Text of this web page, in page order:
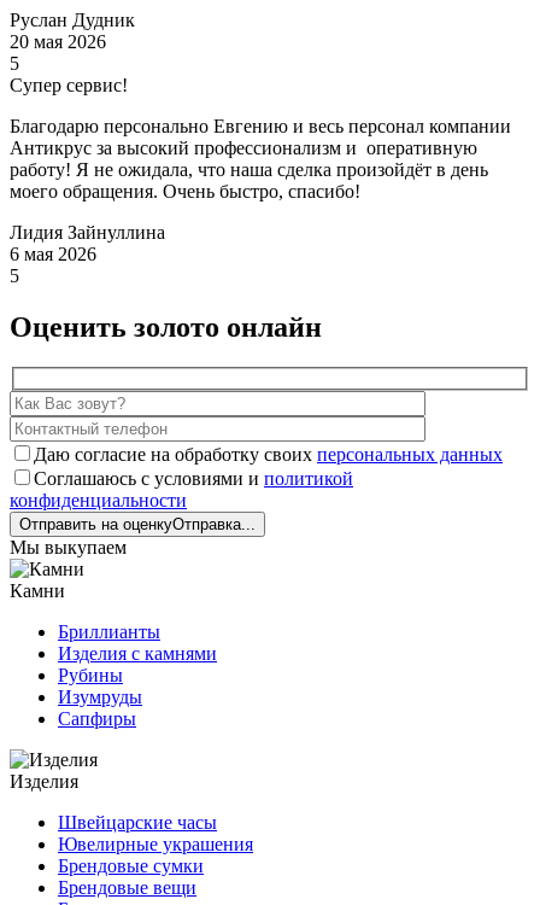
Руслан Дудник
20 мая 2026
5
Супер сервис!
Благодарю персонально Евгению и весь персонал компании
Антикрус за высокий профессионализм и оперативную
работу! Я не ожидала, что наша сделка произойдёт в день
моего обращения. Очень быстро, спасибо!
Лидия Зайнуллина
6 мая 2026
5
Оценить золото онлайн
Даю согласие на обработку своих персональных данных
Соглашаюсь с условиями и политикой
конфиденциальности
Отправить на оценкуОтправка...
Мы выкупаем
Камни
Бриллианты
Изделия с камнями
Рубины
Изумруды
Сапфиры
Изделия
Швейцарские часы
Ювелирные украшения
Брендовые сумки
Брендовые вещи